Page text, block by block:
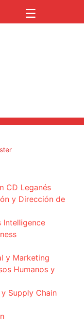
CD Leganés
y Dirección de
Intelligence
y Marketing
Humanos y
Supply Chain